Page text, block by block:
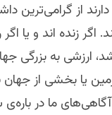
از گرامی‌ترین
اگر زنده اند ‌و یا
ارزشی به بزرگی
یا بخشی از جهان
ما در